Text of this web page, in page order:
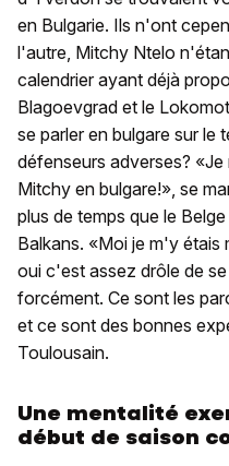
en Bulgarie. Ils n'ont
l'autre, Mitchy Ntelo
calendrier ayant déjà
Blagoevgrad et le
se parler en bulgare sur le
défenseurs adverses?
Mitchy en bulgare!», se
plus de temps que le
Balkans. «Moi je m'y étais
oui c'est assez drôle de
forcément. Ce sont les
et ce sont des bonnes
Toulousain.
Une mentalité
début de saison